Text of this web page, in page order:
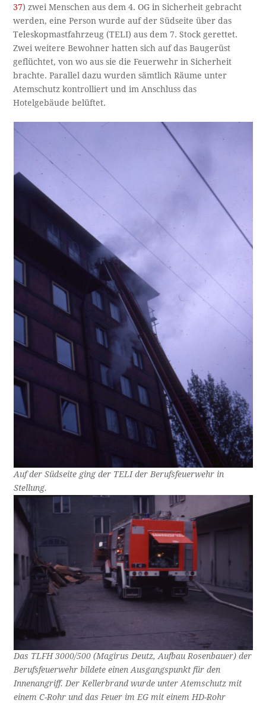
37) zwei Menschen aus dem 4. OG in Sicherheit gebracht
werden, eine Person wurde auf der Südseite über das
Teleskopmastfahrzeug (TELI) aus dem 7. Stock gerettet.
Zwei weitere Bewohner hatten sich auf das Baugerüst
geflüchtet, von wo aus sie die Feuerwehr in Sicherheit
brachte. Parallel dazu wurden sämtlich Räume unter
Atemschutz kontrolliert und im Anschluss das
Hotelgebäude belüftet.
Auf der Südseite ging der TELI der Berufsfeuerwehr in
Stellung.
Das TLFH 3000/500 (Magirus Deutz, Aufbau Rosenbauer) der
Berufsfeuerwehr bildete einen Ausgangspunkt für den
Innenangriff. Der Kellerbrand wurde unter Atemschutz mit
einem C-Rohr und das Feuer im EG mit einem HD-Rohr